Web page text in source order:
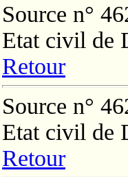
Source n°
Etat civil de
Retour
Source n°
Etat civil de
Retour